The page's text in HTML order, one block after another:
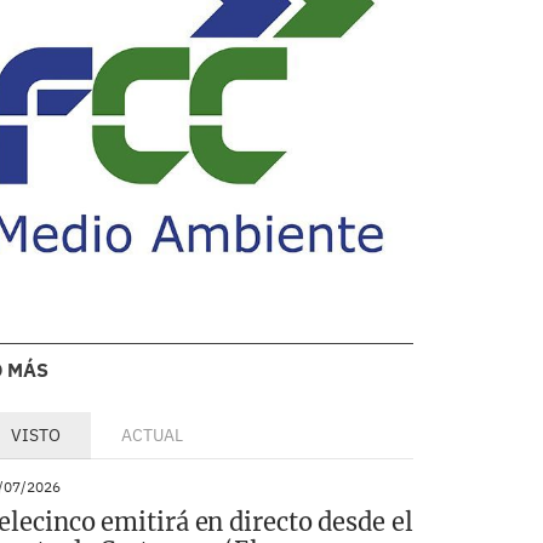
MÁS
VISTO ACTUAL
07/2026
emitirá en directo desde el